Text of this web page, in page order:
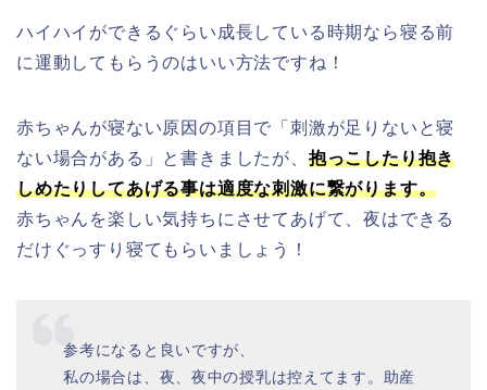
ハイハイができるぐらい成長している時期なら寝る前
に運動してもらうのはいい方法ですね！
赤ちゃんが寝ない原因の項目で「刺激が足りないと寝
ない場合がある」と書きましたが、 抱っこしたり抱き
しめたりしてあげる事は適度な刺激に繋がります。
赤ちゃんを楽しい気持ちにさせてあげて、夜はできる
だけぐっすり寝てもらいましょう！
参考になると良いですが、
私の場合は、夜、夜中の授乳は控えてます。助産